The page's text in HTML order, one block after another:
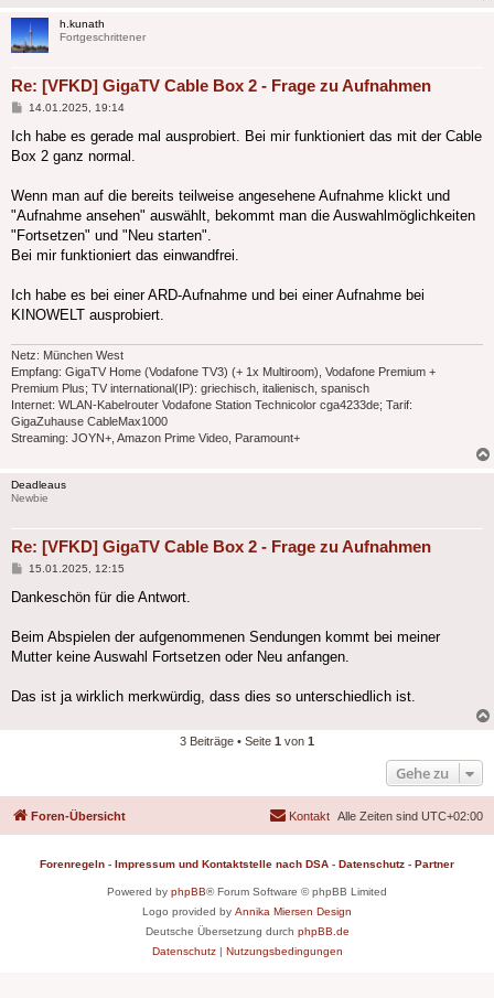
h.kunath
Fortgeschrittener
Re: [VFKD] GigaTV Cable Box 2 - Frage zu Aufnahmen
Beitrag
14.01.2025, 19:14
Ich habe es gerade mal ausprobiert. Bei mir funktioniert das mit der Cable
Box 2 ganz normal.
Wenn man auf die bereits teilweise angesehene Aufnahme klickt und
"Aufnahme ansehen" auswählt, bekommt man die Auswahlmöglichkeiten
"Fortsetzen" und "Neu starten".
Bei mir funktioniert das einwandfrei.
Ich habe es bei einer ARD-Aufnahme und bei einer Aufnahme bei
KINOWELT ausprobiert.
Netz: München West
Empfang: GigaTV Home (Vodafone TV3) (+ 1x Multiroom), Vodafone Premium +
Premium Plus; TV international(IP): griechisch, italienisch, spanisch
Internet: WLAN-Kabelrouter Vodafone Station Technicolor cga4233de; Tarif:
GigaZuhause CableMax1000
Streaming: JOYN+, Amazon Prime Video, Paramount+
Deadleaus
Newbie
Re: [VFKD] GigaTV Cable Box 2 - Frage zu Aufnahmen
Beitrag
15.01.2025, 12:15
Dankeschön für die Antwort.
Beim Abspielen der aufgenommenen Sendungen kommt bei meiner
Mutter keine Auswahl Fortsetzen oder Neu anfangen.
Das ist ja wirklich merkwürdig, dass dies so unterschiedlich ist.
3 Beiträge • Seite 1 von 1
Gehe zu
Foren-Übersicht Alle Zeiten sind UTC+02:00
Kontakt
Forenregeln - Impressum und Kontaktstelle nach DSA - Datenschutz - Partner
Powered by phpBB® Forum Software © phpBB Limited
Logo provided by Annika Miersen Design
Deutsche Übersetzung durch phpBB.de
Datenschutz| Nutzungsbedingungen